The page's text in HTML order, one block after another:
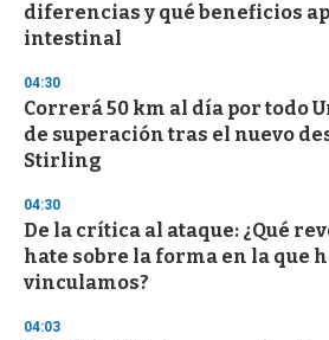
diferencias y qué beneficios
intestinal
04:30
Correrá 50 km al día por todo
de superación tras el nuevo
Stirling
04:30
De la crítica al ataque: ¿Qué
hate sobre la forma en la que
vinculamos?
04:03